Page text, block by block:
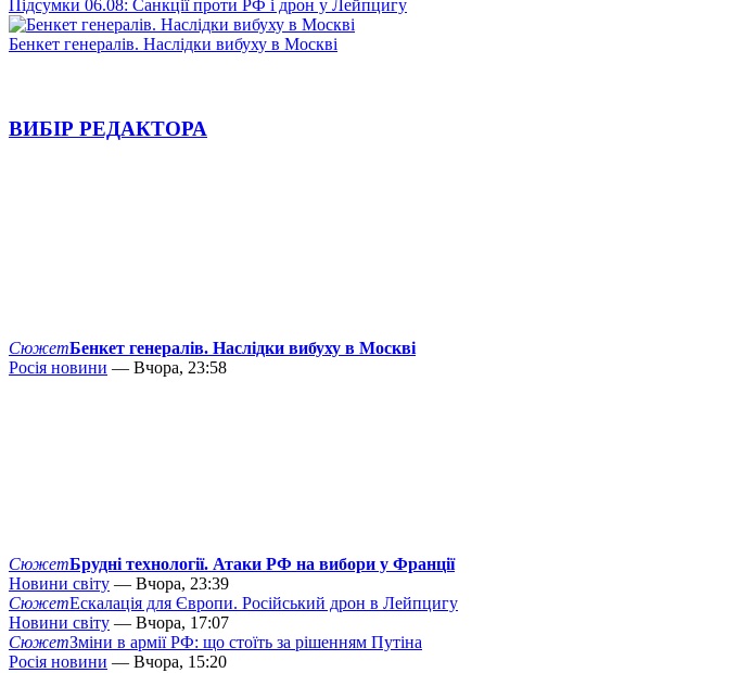
Підсумки 06.08: Санкції проти РФ і дрон у Лейпцигу
Бенкет генералів. Наслідки вибуху в Москві
ВИБІР РЕДАКТОРА
СюжетБенкет генералів. Наслідки вибуху в Москві
Росія новини — Вчора, 23:58
СюжетБрудні технології. Атаки РФ на вибори у Франції
Новини світу — Вчора, 23:39
СюжетЕскалація для Європи. Російський дрон в Лейпцигу
Новини світу — Вчора, 17:07
СюжетЗміни в армії РФ: що стоїть за рішенням Путіна
Росія новини — Вчора, 15:20